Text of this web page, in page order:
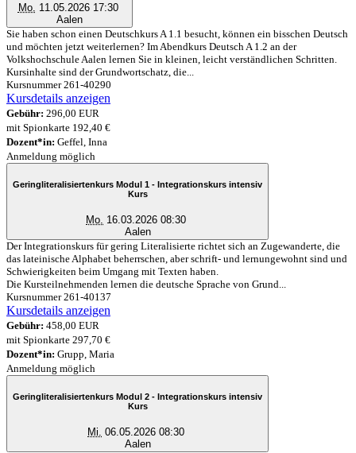
Mo. 11.05.2026 17:30
Aalen
Sie haben schon einen Deutschkurs A 1.1 besucht, können ein bisschen Deutsch
und möchten jetzt weiterlernen? Im Abendkurs Deutsch A 1.2 an der
Volkshochschule Aalen lernen Sie in kleinen, leicht verständlichen Schritten.
Kursinhalte sind der Grundwortschatz, die...
Kursnummer 261-40290
Kursdetails anzeigen
Gebühr: 296,00 EUR
mit Spionkarte 192,40 €
Dozent*in: Geffel, Inna
Anmeldung möglich
Geringliteralisiertenkurs Modul 1 - Integrationskurs intensiv
Kurs
Mo. 16.03.2026 08:30
Aalen
Der Integrationskurs für gering Literalisierte richtet sich an Zugewanderte, die
das lateinische Alphabet beherrschen, aber schrift- und lernungewohnt sind und
Schwierigkeiten beim Umgang mit Texten haben.
Die Kursteilnehmenden lernen die deutsche Sprache von Grund...
Kursnummer 261-40137
Kursdetails anzeigen
Gebühr: 458,00 EUR
mit Spionkarte 297,70 €
Dozent*in: Grupp, Maria
Anmeldung möglich
Geringliteralisiertenkurs Modul 2 - Integrationskurs intensiv
Kurs
Mi. 06.05.2026 08:30
Aalen